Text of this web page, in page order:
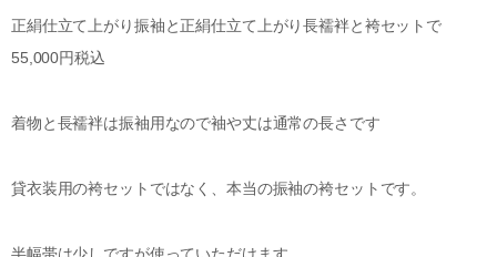
正絹仕立て上がり振袖と正絹仕立て上がり長襦袢と袴セットで
55,000円税込
着物と長襦袢は振袖用なので袖や丈は通常の長さです
貸衣装用の袴セットではなく、本当の振袖の袴セットです。